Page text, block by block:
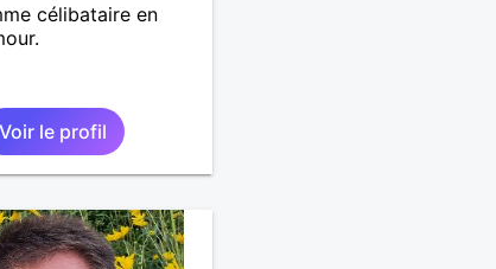
célibataire en
Voir le profil